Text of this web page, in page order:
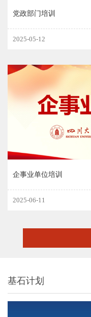
党政部门培训
2025-05-12
企事业单位培训
2025-06-11
基石计划